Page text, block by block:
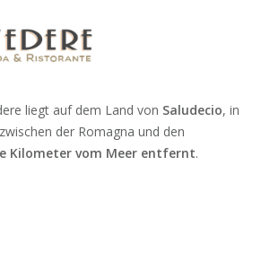
liegt auf dem Land von Saludecio, in
der Romagna und den
Kilometer vom Meer entfernt.